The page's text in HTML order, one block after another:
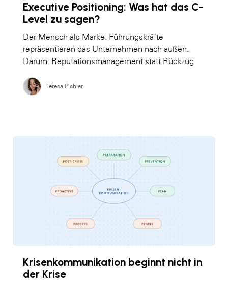
Executive Positioning: Was hat das C-
Level zu sagen?
Der Mensch als Marke. Führungskräfte
repräsentieren das Unternehmen nach außen.
Darum: Reputationsmanagement statt Rückzug.
Teresa Pichler
Krisenkommunikation beginnt nicht in
der Krise